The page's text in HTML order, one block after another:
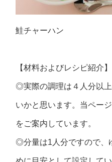
鮭チャーハン
【材料およびレシピ紹介】
◎実際の調理は４人分以
いかと思います。当ペー
をご案内しています。
◎分量は1人分ですので、